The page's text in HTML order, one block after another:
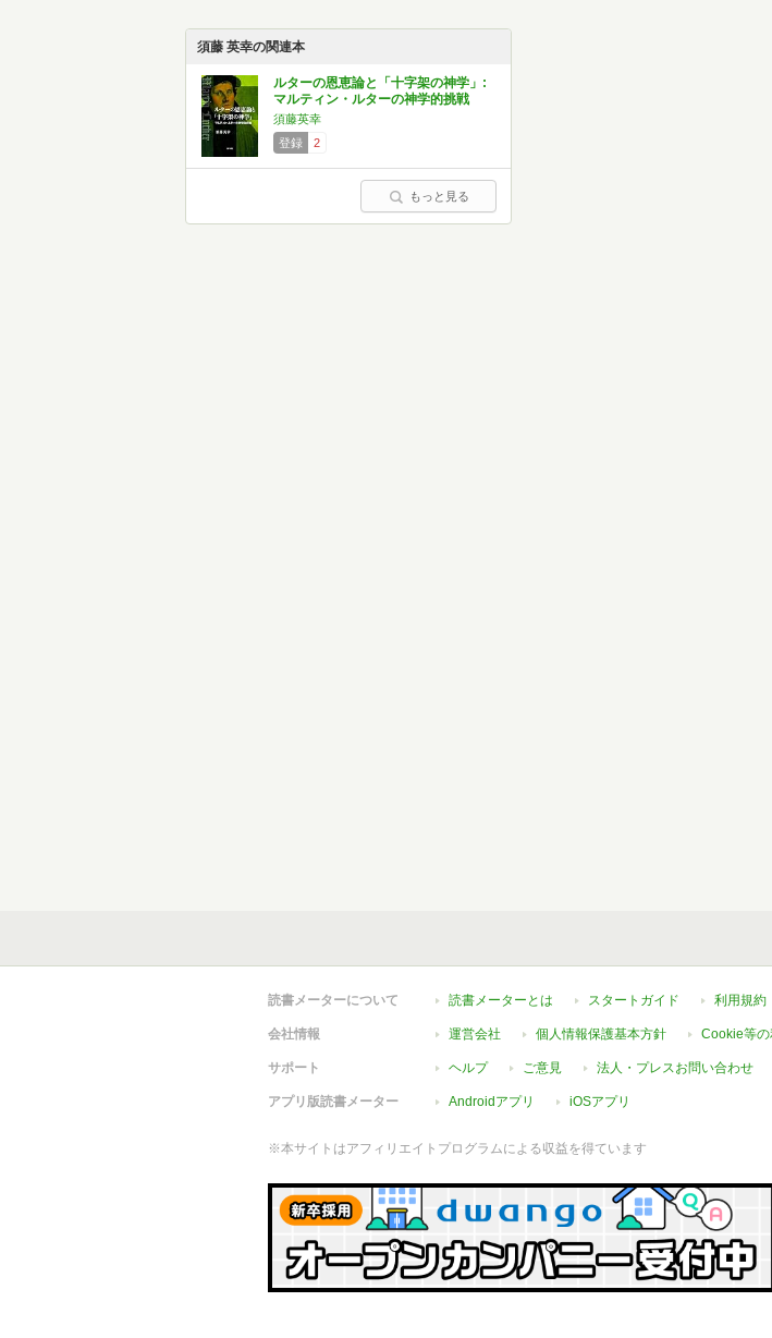
須藤 英幸の関連本
ルターの恩恵論と「十字架の神学」:
マルティン・ルターの神学的挑戦
須藤英幸
登録
2
もっと見る
読書メーターについて 読書メーターとは スタートガイド 利用規約
会社情報 運営会社 個人情報保護基本方針 Cookie等の
サポート ヘルプ ご意見 法人・プレスお問い合わせ
アプリ版読書メーター Androidアプリ iOSアプリ
※本サイトはアフィリエイトプログラムによる収益を得ています